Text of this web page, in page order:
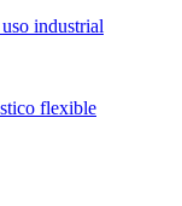
industrial
flexible